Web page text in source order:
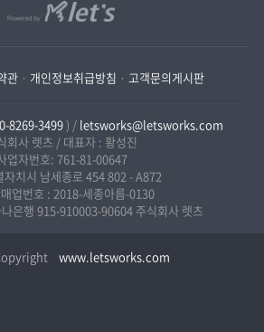
관· 개인정보취급방침 · 고객문의게시판
8269-3499) / letsworks@letsworks.com
회사 렛츠 / 대표자 : 황성진
업자번호: 761-81-00647
자치시 남세종로 454 802 - A872
업번호 : 2018-세종아름-0130
은행 915-910003-90604 주식회사 렛츠
www.letsworks.com